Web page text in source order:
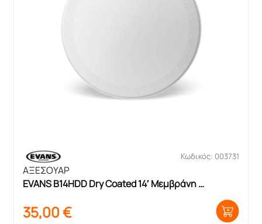
Κωδικός: 003731
ΑΞΕΣΟΥΑΡ
EVANS B14HDD Dry Coated 14′ Μεμβράνη
35,00€